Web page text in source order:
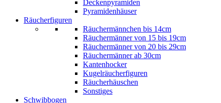
Deckenpyramiden
Pyramidenhäuser
Räucherfiguren
Räuchermännchen bis 14cm
Räuchermänner von 15 bis 19cm
Räuchermänner von 20 bis 29cm
Räuchermänner ab 30cm
Kantenhocker
Kugelräucherfiguren
Räucherhäuschen
Sonstiges
Schwibbogen